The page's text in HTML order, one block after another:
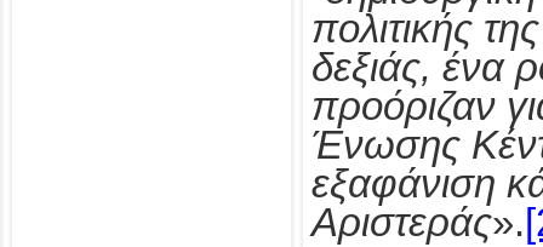
πολιτικής
δεξιάς, ένα
προόριζαν
Ένωσης
εξαφάνιση
Αριστεράς».